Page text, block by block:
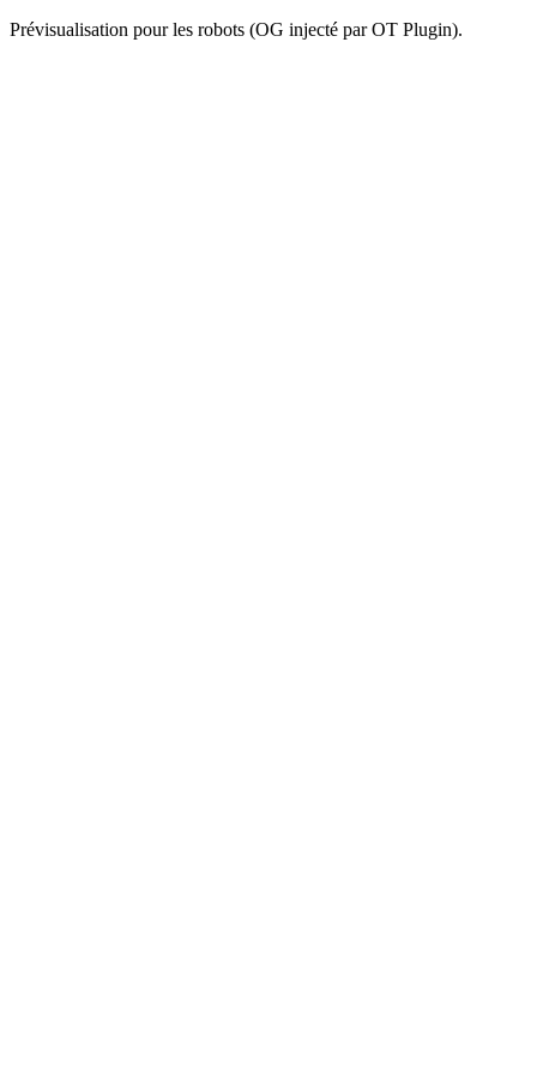
Prévisualisation pour les robots (OG injecté par OT Plugin).